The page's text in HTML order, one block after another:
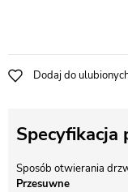
Dodaj do
Specyfikacja
Sposób otwierania
Przesuwne